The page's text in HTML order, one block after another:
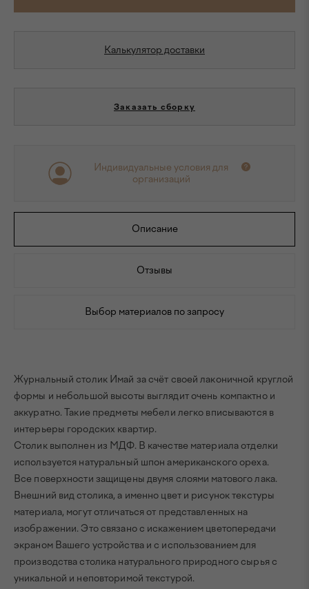
Калькулятор доставки
Заказать сборку
Индивидуальные условия для
организаций
Описание
Отзывы
Выбор материалов по запросу
Журнальный столик Имай за счёт своей лаконичной круглой
формы и небольшой высоты выглядит очень компактно и
аккуратно. Такие предметы мебели легко вписываются в
интерьеры городских квартир.
Столик выполнен из МДФ. В качестве материала отделки
используется натуральный шпон американского ореха.
Все поверхности защищены двумя слоями матового лака.
Внешний вид столика, а именно цвет и рисунок текстуры
материала, могут отличаться от представленных на
изображении. Это связано с искажением цветопередачи
экраном Вашего устройства и с использованием для
производства столика натурального природного сырья с
уникальной и неповторимой текстурой.